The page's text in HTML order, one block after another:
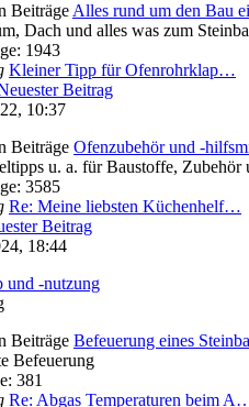
Alles rund um den Bau
Dach und alles was zum
: 1943
Kleiner Tipp für Ofenrohrklap…
Beitrag
10:37
Ofenzubehör und -
u. a. für Baustoffe,
: 3585
Re: Meine liebsten Küchenhelf…
Beitrag
18:44
und -nutzung
Befeuerung eines
Befeuerung
: 381
Re: Abgas Temperaturen beim